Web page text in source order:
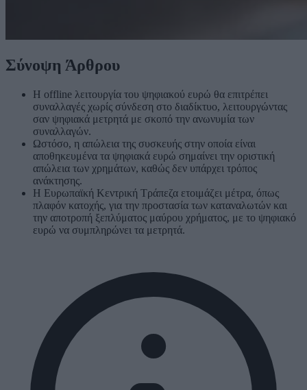
Σύνοψη Άρθρου
Η offline λειτουργία του ψηφιακού ευρώ θα επιτρέπει
συναλλαγές χωρίς σύνδεση στο διαδίκτυο, λειτουργώντας
σαν ψηφιακά μετρητά με σκοπό την ανωνυμία των
συναλλαγών.
Ωστόσο, η απώλεια της συσκευής στην οποία είναι
αποθηκευμένα τα ψηφιακά ευρώ σημαίνει την οριστική
απώλεια των χρημάτων, καθώς δεν υπάρχει τρόπος
ανάκτησης.
Η Ευρωπαϊκή Κεντρική Τράπεζα ετοιμάζει μέτρα, όπως
πλαφόν κατοχής, για την προστασία των καταναλωτών και
την αποτροπή ξεπλύματος μαύρου χρήματος, με το ψηφιακό
ευρώ να συμπληρώνει τα μετρητά.